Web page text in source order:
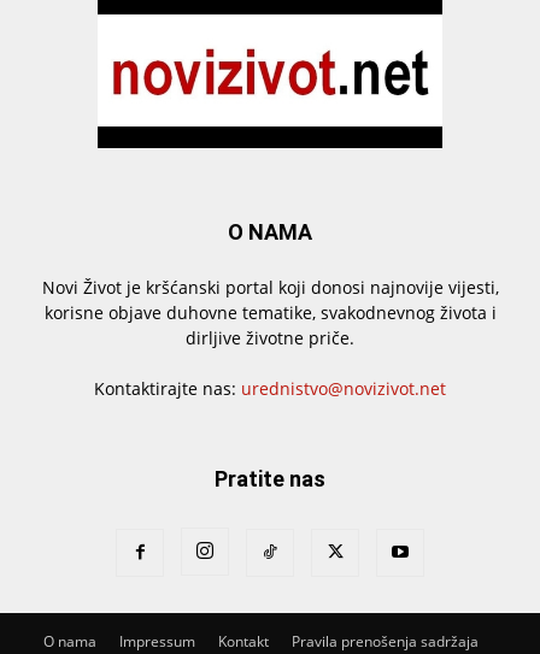
O NAMA
Novi Život je kršćanski portal koji donosi najnovije vijesti,
korisne objave duhovne tematike, svakodnevnog života i
dirljive životne priče.
Kontaktirajte nas: urednistvo@novizivot.net
Pratite nas
O nama Impressum Kontakt Pravila prenošenja sadržaja